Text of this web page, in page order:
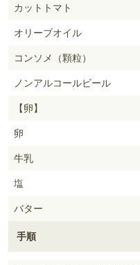
カットトマト
オリーブオイル
コンソメ（顆粒）
ノンアルコールビール
【卵】
卵
牛乳
塩
バター
手順